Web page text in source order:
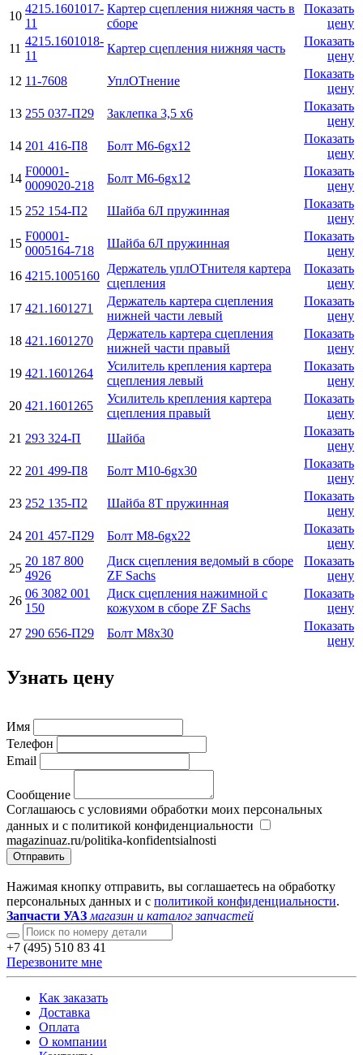
10
4215.1601017-
11
Картер сцепления нижняя часть в
сборе
Показать
цену
11
4215.1601018-
11
Картер сцепления нижняя часть
Показать
цену
12 11-7608 УплОТнение
Показать
цену
13 255 037-П29 Заклепка 3,5 х6
Показать
цену
14 201 416-П8 Болт M6-6gx12
Показать
цену
14
F00001-
0009020-218
Болт M6-6gx12
Показать
цену
15 252 154-П2 Шайба 6Л пружинная
Показать
цену
15
F00001-
0005164-718
Шайба 6Л пружинная
Показать
цену
16 4215.1005160
Держатель уплОТнителя картера
сцепления
Показать
цену
17 421.1601271
Держатель картера сцепления
нижней части левый
Показать
цену
18 421.1601270
Держатель картера сцепления
нижней части правый
Показать
цену
19 421.1601264
Усилитель крепления картера
сцепления левый
Показать
цену
20 421.1601265
Усилитель крепления картера
сцепления правый
Показать
цену
21 293 324-П Шайба
Показать
цену
22 201 499-П8 Болт М10-6gx30
Показать
цену
23 252 135-П2 Шайба 8Т пружинная
Показать
цену
24 201 457-П29 Болт М8-6gx22
Показать
цену
25
20 187 800
4926
Диск сцепления ведомый в сборе
ZF Sachs
Показать
цену
26
06 3082 001
150
Диск сцепления нажимной с
кожухом в сборе ZF Sachs
Показать
цену
27 290 656-П29 Болт М8х30
Показать
цену
Узнать цену
Имя
Телефон
Email
Сообщение
Соглашаюсь с условиями обработки моих персональных
данных и с политикой конфиденциальности
magazinuaz.ru/politika-konfidentsialnosti
Отправить
Нажимая кнопку отправить, вы соглашаетесь на обработку
персональных данных и с политикой конфиденциальности.
Запчасти УАЗ магазин и каталог запчастей
+7 (495) 510 83 41
Перезвоните мне
Как заказать
Доставка
Оплата
О компании